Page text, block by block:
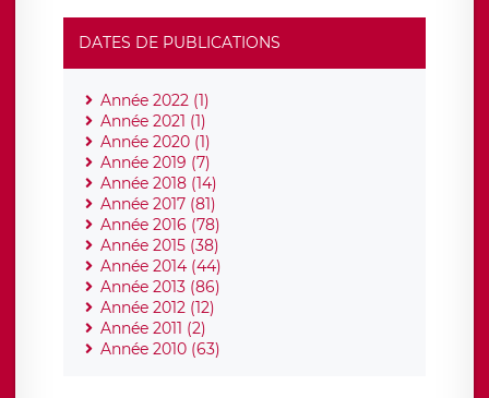
DATES DE PUBLICATIONS
Année 2022 (1)
Année 2021 (1)
Année 2020 (1)
Année 2019 (7)
Année 2018 (14)
Année 2017 (81)
Année 2016 (78)
Année 2015 (38)
Année 2014 (44)
Année 2013 (86)
Année 2012 (12)
Année 2011 (2)
Année 2010 (63)